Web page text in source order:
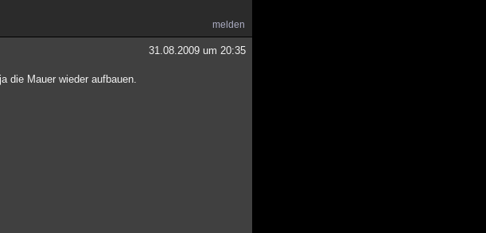
melden
31.08.2009 um 20:35
die Mauer wieder aufbauen.